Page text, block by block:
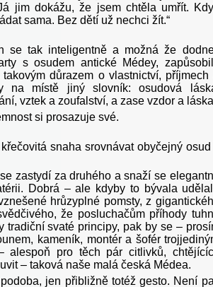
jim dokážu, že jsem chtěla umřít.
sama. Bez dětí už nechci žít.“
se tak inteligentně a možná že
s osudem antické Médey,
důrazem o vlastnictví, příjmech
na místě jiný slovník: osudová
vztek a zoufalství, a zase vzdor a
si prosazuje své.
snaha srovnávat obyčejný osud
zastydí za druhého a snaží se
Dobrá – ale kdyby to bývala
hrůzyplné pomsty, z
že posluchačům příhody
tradiční svaté principy, pak by se –
kameník, montér a šofér
pro těch pár citlivků,
– taková naše malá česká Médea.
jen přibližně totéž gesto. Není